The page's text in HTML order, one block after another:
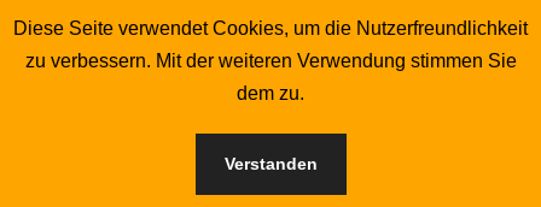
Zum
Verantwortlicher im Sinne der Datenschutz-Grundverordnung
Diese Seite verwendet Cookies, um die Nutzerfreundlichkeit
zu verbessern. Mit der weiteren Verwendung stimmen Sie
dem zu.
Verstanden